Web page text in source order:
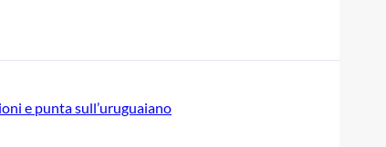
e punta sull’uruguaiano